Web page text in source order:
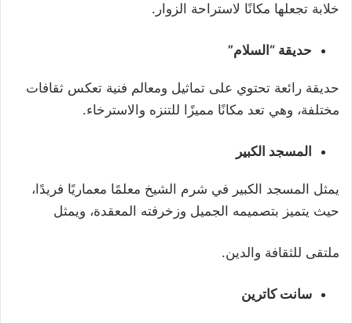
خلابة تجعلها مكانًا لاستراحة الزوار.
حديقة “السلام”
حديقة رائعة تحتوي على تماثيل ومعالم فنية تعكس ثقافات
مختلفة، وهي تعد مكانًا مميزًا للتنزه والاسترخاء.
المسجد الكبير
يمثل المسجد الكبير في شرم الشيخ معلمًا معماريًا فريدًا،
حيث يتميز بتصميمه الجميل وزخرفته المعقدة، ويمثل
ملتقى للثقافة والدين.
سانت كاترين